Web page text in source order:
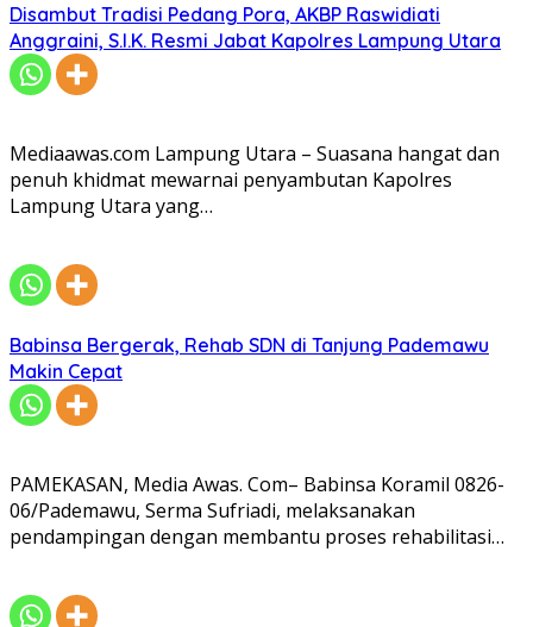
Disambut Tradisi Pedang Pora, AKBP Raswidiati
Anggraini, S.I.K. Resmi Jabat Kapolres Lampung Utara
Mediaawas.com Lampung Utara – Suasana hangat dan
penuh khidmat mewarnai penyambutan Kapolres
Lampung Utara yang…
Babinsa Bergerak, Rehab SDN di Tanjung Pademawu
Makin Cepat
PAMEKASAN, Media Awas. Com– Babinsa Koramil 0826-
06/Pademawu, Serma Sufriadi, melaksanakan
pendampingan dengan membantu proses rehabilitasi…